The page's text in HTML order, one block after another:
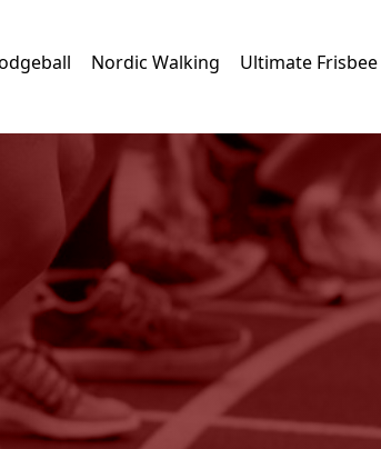
Nordic Walking Ultimate Frisbee